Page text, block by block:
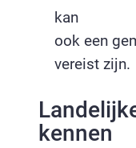
kan
ook een
vereist zijn.
kennen